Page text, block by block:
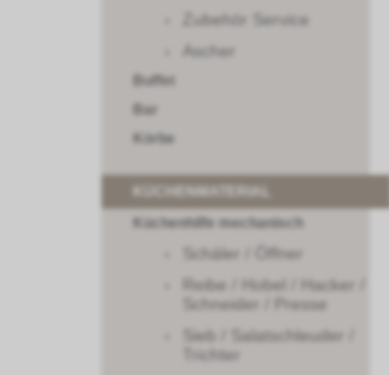
Zubehör Service
Ascher
Buffet
Bar
Körbe
KÜCHENMATERIAL
Küchenhilfe mechanisch
Schäler / Öffner
Reibe / Hobel / Hacker /
Schneider / Presse
Sieb / Salatschleuder /
Trichter